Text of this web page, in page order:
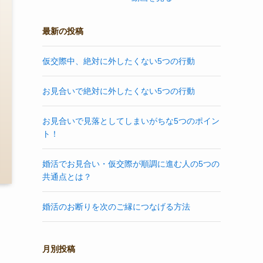
最新の投稿
仮交際中、絶対に外したくない5つの行動
お見合いで絶対に外したくない5つの行動
お見合いで見落としてしまいがちな5つのポイン
ト！
婚活でお見合い・仮交際が順調に進む人の5つの
共通点とは？
婚活のお断りを次のご縁につなげる方法
月別投稿